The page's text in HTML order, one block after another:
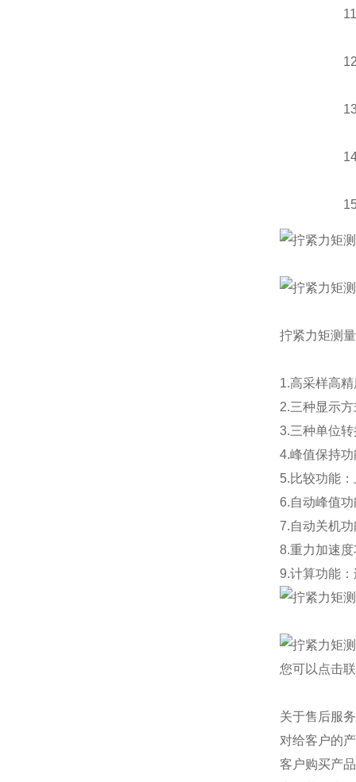
11
拧紧力矩测
1.高采样高
2.三种显示
3.三种单位转
4.峰值保持
5.比较功能
6.自动峰值
7.自动关机
8.重力加速
9.计算功能
您可以点击
关于售后服
对给客户的
客户购买产